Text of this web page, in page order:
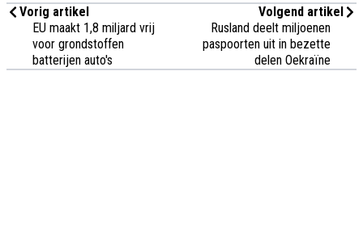
Vorig artikel
EU maakt 1,8 miljard vrij
voor grondstoffen
batterijen auto's
Volgend artikel
Rusland deelt miljoenen
paspoorten uit in bezette
delen Oekraïne